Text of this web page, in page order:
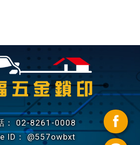
02-8261-0008
@557owbxt